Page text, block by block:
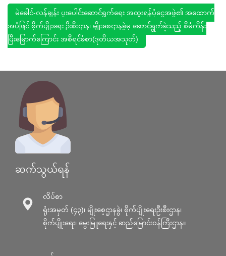
မဲခေါင်-လန်ချန်း ပူးပေါင်းဆောင်ရွက်ရေး အထူးရန်ပုံငွေအဖွဲ့၏ အထောက်
အပံ့ဖြင့် စိုက်ပျိုးရေး ဦးစီးဌာန၊ မျိုးစေ့ဌာနခွဲမှ ဆောင်ရွက်ခဲ့သည့် စီမံကိန်း
ပြီးမြောက်ကြောင်း အစီရင်ခံစာ(ဒုတိယအသုတ်)
ဆက်သွယ်ရန်
လိပ်စာ
ရုံးအမှတ် (၄၃)၊ မျိုးစေ့ဌာနခွဲ၊ စိုက်ပျိုးရေးဦးစီးဌာန၊
စိုက်ပျိုးရေး၊ မွေးမြူရေးနှင့် ဆည်မြောင်း၀န်ကြီးဌာန။